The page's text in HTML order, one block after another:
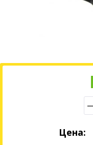
Цена: